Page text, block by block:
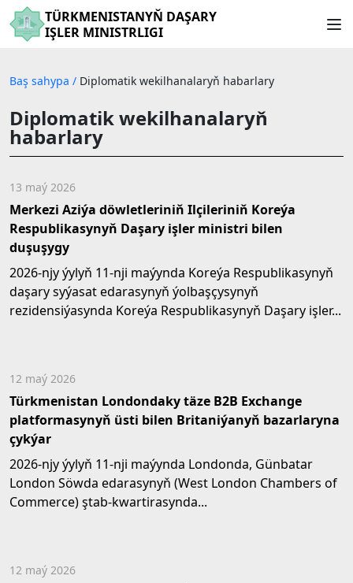
TÜRKMENISTANYŇ DAŞARY
IŞLER MINISTRLIGI
Baş sahypa / Diplomatik wekilhanalaryň habarlary
Diplomatik wekilhanalaryň
habarlary
13 maý 2026
Merkezi Aziýa döwletleriniň Ilçileriniň Koreýa
Respublikasynyň Daşary işler ministri bilen
duşuşygy
2026-njy ýylyň 11-nji maýynda Koreýa Respublikasynyň
daşary syýasat edarasynyň ýolbaşçysynyň
rezidensiýasynda Koreýa Respublikasynyň Daşary işler...
12 maý 2026
Türkmenistan Londondaky täze B2B Exchange
platformasynyň üsti bilen Britaniýanyň bazarlaryna
çykýar
2026-njy ýylyň 11-nji maýynda Londonda, Günbatar
London Söwda edarasynyň (West London Chambers of
Commerce) ştab-kwartirasynda...
12 maý 2026